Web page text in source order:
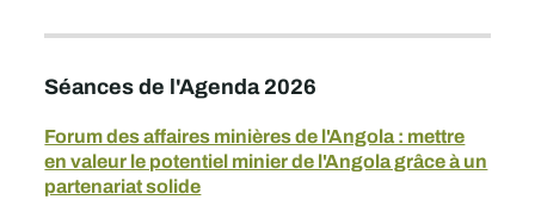
Séances de l'Agenda 2026
Forum des affaires minières de l'Angola : mettre
en valeur le potentiel minier de l'Angola grâce à un
partenariat solide